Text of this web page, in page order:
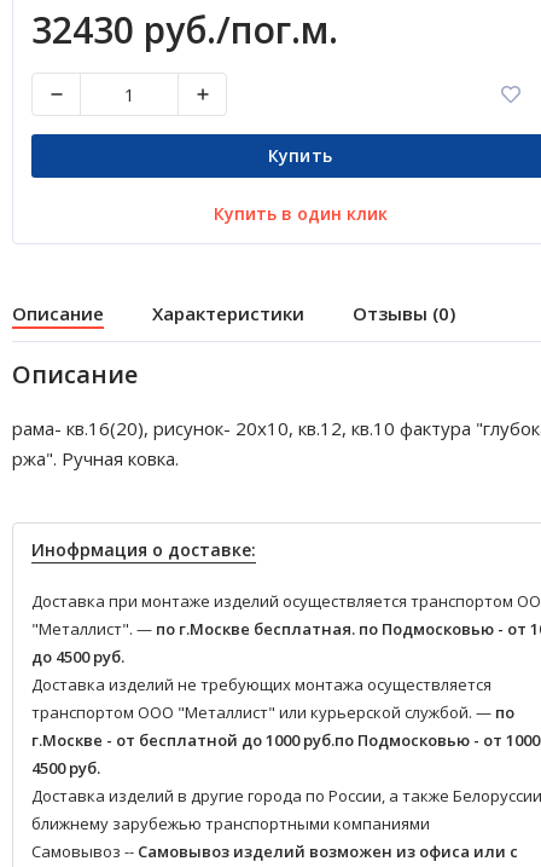
32430 руб./пог.м.
Купить
Купить в один клик
Описание Характеристики Отзывы (0)
Описание
рама- кв.16(20), рисунок- 20х10, кв.12, кв.10 фактура
ржа". Ручная ковка.
Инофрмация о доставке:
Доставка при монтаже изделий осуществляется транспортом
"Металлист". — по г.Москве бесплатная. по Подмосковью - от
до 4500 руб.
Доставка изделий не требующих монтажа осуществляется
транспортом ООО "Металлист" или курьерской службой. — по
г.Москве - от бесплатной до 1000 руб.по Подмосковью - от
4500 руб.
Доставка изделий в другие города по России, а также
ближнему зарубежью транспортными компаниями
Самовывоз -- Самовывоз изделий возможен из офиса или с